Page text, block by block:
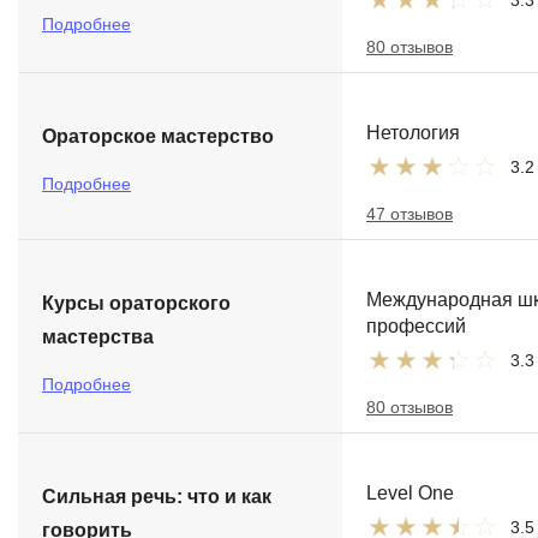
Подробнее
80 отзывов
Ораторское мастерство
Подробнее
Нетология
3.2
47 отзывов
Курсы ораторского
мастерства
Подробнее
Международная
профессий
3.3
80 отзывов
Сильная речь: что и как
говорить
Level One
3.5